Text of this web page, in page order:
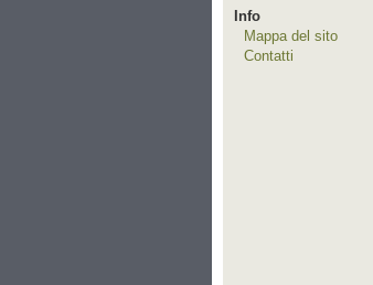
Info
Mappa del sito
Contatti